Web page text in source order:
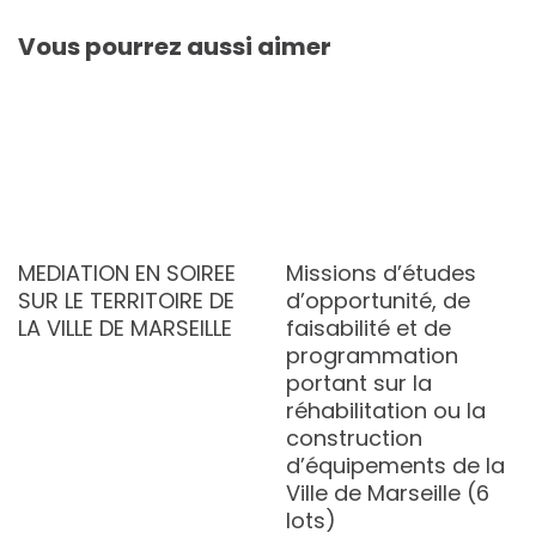
Vous pourrez aussi aimer
MEDIATION EN SOIREE
SUR LE TERRITOIRE DE
LA VILLE DE MARSEILLE
Missions d’études
d’opportunité, de
faisabilité et de
programmation
portant sur la
réhabilitation ou la
construction
d’équipements de la
Ville de Marseille (6
lots)